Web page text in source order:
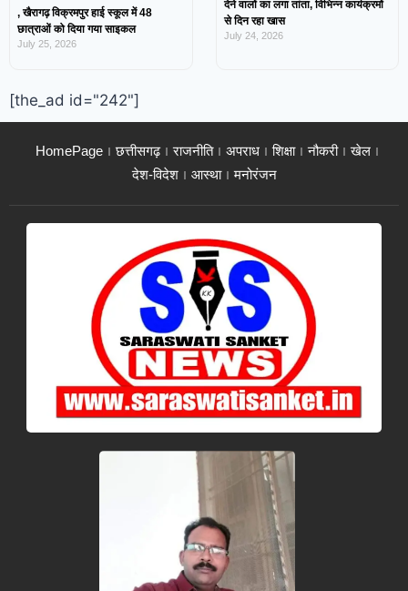
, खैरागढ़ विक्रमपुर हाई स्कूल में 48
छात्राओं को दिया गया साइकल
July 25, 2026
देने वालों का लगा तांता, विभिन्न कार्यक्रमों
से दिन रहा खास
July 24, 2026
[the_ad id="242"]
HomePage छत्तीसगढ़ राजनीति अपराध शिक्षा नौकरी
खेल
देश-विदेश
आस्था मनोरंजन